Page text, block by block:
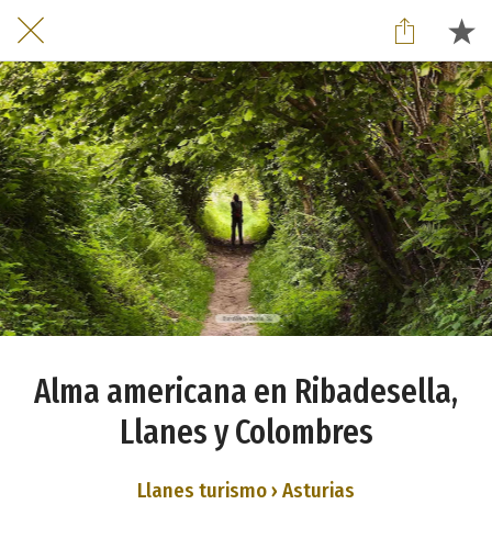
Alma americana en Ribadesella,
Llanes y Colombres
Llanes turismo › Asturias